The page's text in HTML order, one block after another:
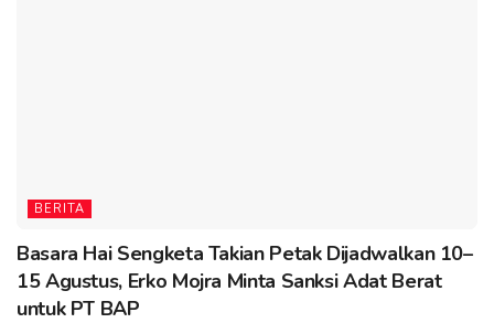
BERITA
Basara Hai Sengketa Takian Petak Dijadwalkan 10–
15 Agustus, Erko Mojra Minta Sanksi Adat Berat
untuk PT BAP